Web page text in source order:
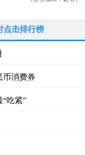
点击排行榜
币消费券
吃紧”